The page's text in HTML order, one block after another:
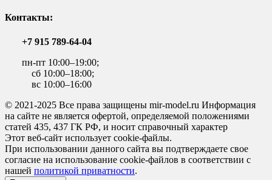
Контакты:
+7 915 789-64-04
пн-пт 10:00–19:00;
сб 10:00–18:00;
вс 10:00–16:00
© 2021-2025 Все права защищены mir-model.ru Информация
на сайте не является офертой, определяемой положениями
статей 435, 437 ГК РФ, и носит справочный характер
Этот веб-сайт использует cookie-файлы.
При использовании данного сайта вы подтверждаете свое
согласие на использование cookie-файлов в соответствии с
нашей политикой приватности.